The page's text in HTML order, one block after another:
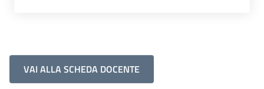
VAI ALLA SCHEDA DOCENTE